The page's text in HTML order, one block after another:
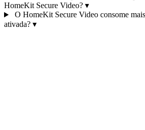
HomeKit Secure Video? ▾
O HomeKit Secure Video consome
ativada? ▾